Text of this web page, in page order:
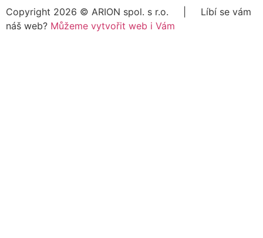
Copyright 2026 © ARION spol. s r.o. | Líbí se vám
náš web? Můžeme vytvořit web i Vám